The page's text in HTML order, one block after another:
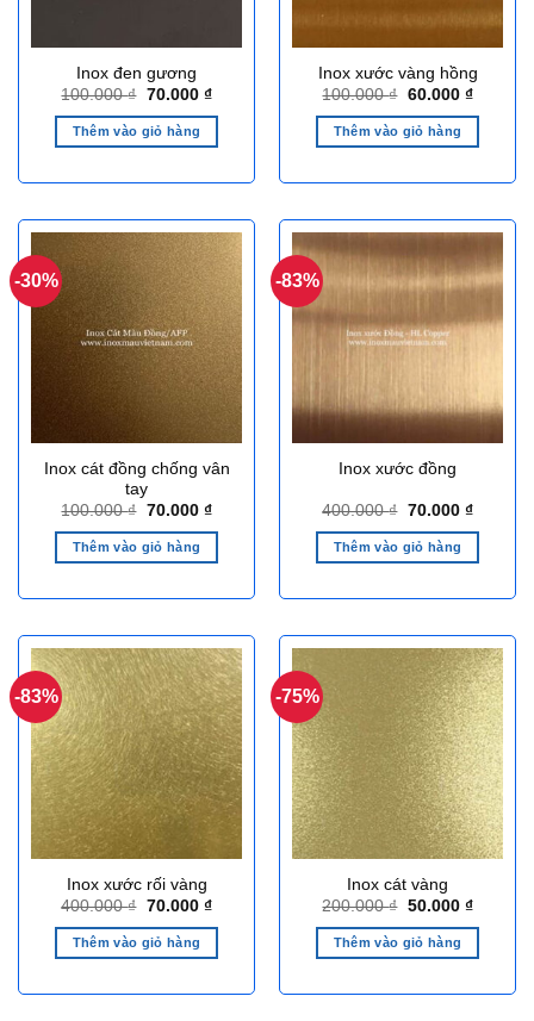
Inox đen gương
100.000₫ Giá
là:
100.000 ₫.
70.000 ₫Giá
Thêm vào giỏ hàng
Inox xước vàng hồng
100.000₫ Giá
là:
100.000 ₫.
60.000 ₫Giá
Thêm vào giỏ hàng
-30%
Inox cát đồng chống vân
tay
100.000₫ Giá
là:
100.000 ₫.
70.000 ₫Giá
Thêm vào giỏ hàng
-83%
Inox xước đồng
400.000₫ Giá
là:
400.000 ₫.
70.000 ₫Giá
Thêm vào giỏ hàng
-83%
Inox xước rối vàng
400.000₫ Giá
là:
400.000 ₫.
70.000 ₫Giá
Thêm vào giỏ hàng
-75%
Inox cát vàng
200.000₫ Giá
là:
200.000 ₫.
50.000 ₫Giá
Thêm vào giỏ hàng